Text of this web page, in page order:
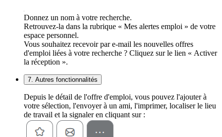
Donnez un nom à votre recherche.
Retrouvez-la dans la rubrique « Mes alertes emploi » de votre
espace personnel.
Vous souhaitez recevoir par e-mail les nouvelles offres
d'emploi liées à votre recherche ? Cliquez sur le lien « Activer
la réception ».
7. Autres fonctionnalités
Depuis le détail de l'offre d'emploi, vous pouvez l'ajouter à
votre sélection, l'envoyer à un ami, l'imprimer, localiser le lieu
de travail et la signaler en cliquant sur :